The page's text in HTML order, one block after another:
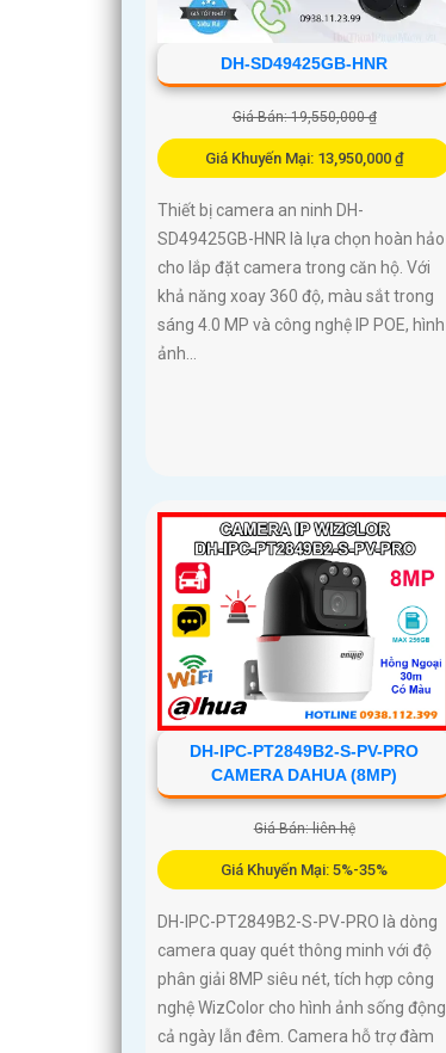
DH-SD49425GB-HNR
Giá Bán: 19,550,000 ₫
Giá Khuyến Mại: 13,950,000 ₫
Thiết bị camera an ninh DH-
SD49425GB-HNR là lựa chọn hoàn hảo
cho lắp đặt camera trong căn hộ. Với
khả năng xoay 360 độ, màu sắt trong
sáng 4.0 MP và công nghệ IP POE, hình
ảnh...
DH-IPC-PT2849B2-S-PV-PRO
CAMERA DAHUA (8MP)
Giá Bán: liên hệ
Giá Khuyến Mại: 5%-35%
DH-IPC-PT2849B2-S-PV-PRO là dòng
camera quay quét thông minh với độ
phân giải 8MP siêu nét, tích hợp công
nghệ WizColor cho hình ảnh sống động
cả ngày lẫn đêm. Camera hỗ trợ đàm